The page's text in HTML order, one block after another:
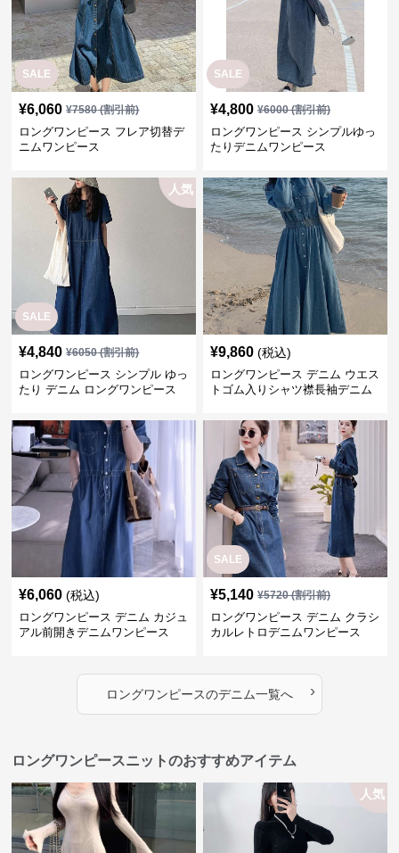
SALE
¥6,060 ¥7580(割引前)
ロングワンピース フレア切替デ
ニムワンピース
SALE
¥4,800 ¥6000(割引前)
ロングワンピース シンプルゆっ
たりデニムワンピース
SALE
人気
¥4,840 ¥6050(割引前)
ロングワンピース シンプル ゆっ
たり デニム ロングワンピース
¥9,860 (税込)
ロングワンピース デニム ウエス
トゴム入りシャツ襟長袖デニム
¥6,060 (税込)
ロングワンピース デニム カジュ
アル前開きデニムワンピース
SALE
¥5,140 ¥5720(割引前)
ロングワンピース デニム クラシ
カルレトロデニムワンピース
ロングワンピースのデニム一覧へ ›
ロングワンピースニットのおすすめアイテム
人気